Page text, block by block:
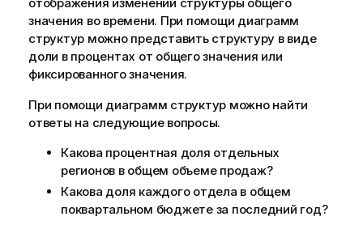
отображения изменений структуры общего
значения во времени. При помощи диаграмм
структур можно представить структуру в виде
доли в процентах от общего значения или
фиксированного значения.
При помощи диаграмм структур можно найти
ответы на следующие вопросы.
Какова процентная доля отдельных
регионов в общем объеме продаж?
Какова доля каждого отдела в общем
поквартальном бюджете за последний год?